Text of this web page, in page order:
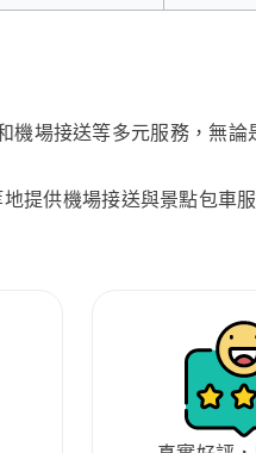
場接送等多元服務，無論
提供機場接送與景點包車